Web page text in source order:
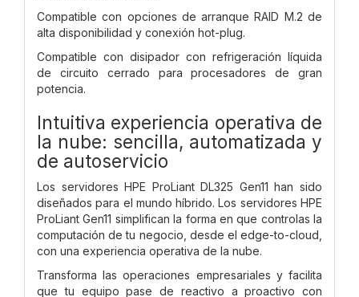
Compatible con opciones de arranque RAID M.2 de
alta disponibilidad y conexión hot-plug.
Compatible con disipador con refrigeración líquida
de circuito cerrado para procesadores de gran
potencia.
Intuitiva experiencia operativa de
la nube: sencilla, automatizada y
de autoservicio
Los servidores HPE ProLiant DL325 Gen11 han sido
diseñados para el mundo híbrido. Los servidores HPE
ProLiant Gen11 simplifican la forma en que controlas la
computación de tu negocio, desde el edge-to-cloud,
con una experiencia operativa de la nube.
Transforma las operaciones empresariales y facilita
que tu equipo pase de reactivo a proactivo con